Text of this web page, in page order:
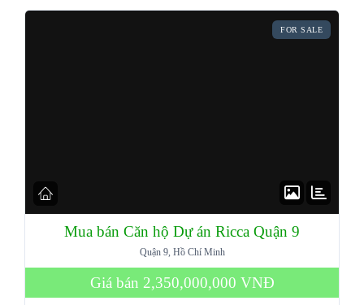
FOR SALE
Mua bán Căn hộ Dự án Ricca Quận 9
Quận 9, Hồ Chí Minh
Giá bán 2,350,000,000 VNĐ